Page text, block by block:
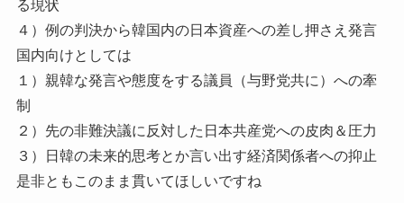
る現状
４）例の判決から韓国内の日本資産への差し押さえ発言
国内向けとしては
１）親韓な発言や態度をする議員（与野党共に）への牽
制
２）先の非難決議に反対した日本共産党への皮肉＆圧力
３）日韓の未来的思考とか言い出す経済関係者への抑止
是非ともこのまま貫いてほしいですね